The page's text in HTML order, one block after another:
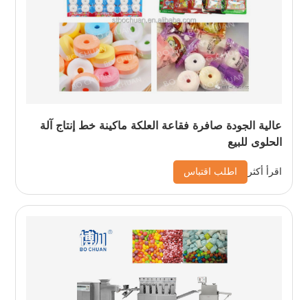
عالية الجودة صافرة فقاعة العلكة ماكينة خط إنتاج آلة
الحلوى للبيع
اقرأ أكثر اطلب اقتباس